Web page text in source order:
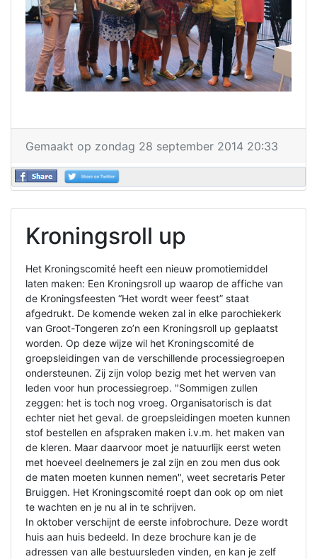
Gemaakt op zondag 28 september 2014 20:33
Kroningsroll up
Het Kroningscomité heeft een nieuw promotiemiddel
laten maken: Een Kroningsroll up waarop de affiche van
de Kroningsfeesten “Het wordt weer feest” staat
afgedrukt. De komende weken zal in elke parochiekerk
van Groot-Tongeren zo’n een Kroningsroll up geplaatst
worden. Op deze wijze wil het Kroningscomité de
groepsleidingen van de verschillende processiegroepen
ondersteunen. Zij zijn volop bezig met het werven van
leden voor hun processiegroep. "Sommigen zullen
zeggen: het is toch nog vroeg. Organisatorisch is dat
echter niet het geval. de groepsleidingen moeten kunnen
stof bestellen en afspraken maken i.v.m. het maken van
de kleren. Maar daarvoor moet je natuurlijk eerst weten
met hoeveel deelnemers je zal zijn en zou men dus ook
de maten moeten kunnen nemen", weet secretaris Peter
Bruiggen. Het Kroningscomité roept dan ook op om niet
te wachten en je nu al in te schrijven.
In oktober verschijnt de eerste infobrochure. Deze wordt
huis aan huis bedeeld. In deze brochure kan je de
adressen van alle bestuursleden vinden, en kan je zelf